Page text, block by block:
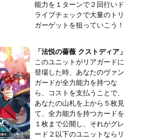
能力を１ターンで２回行いド
ライブチェックで大量のトリ
ガーゲットを狙っていこう！
「法悦の薔薇 クストディア」
このユニットがリアガードに
登場した時、あなたのヴァン
ガードが全力能力を持つな
ら、コストを支払うことで、
あなたの山札を上から５枚見
て、全力能力を持つカードを
１枚まで公開し、それがグレ
ード２以下のユニットならリ